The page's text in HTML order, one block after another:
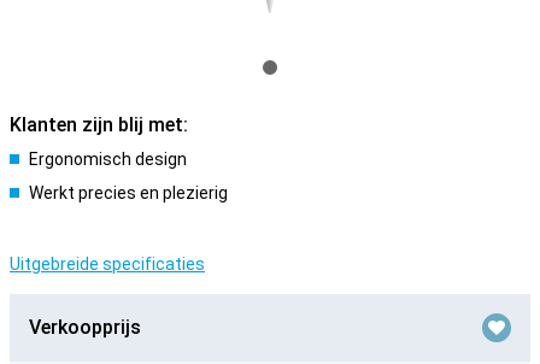
Klanten zijn blij met:
Ergonomisch design
Werkt precies en plezierig
Uitgebreide specificaties
Verkoopprijs